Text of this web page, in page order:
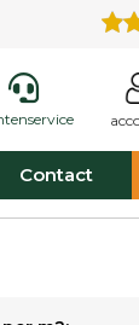
Contact